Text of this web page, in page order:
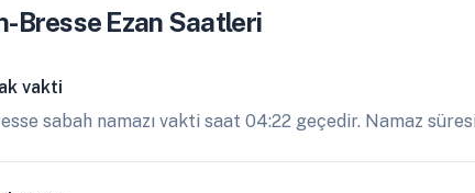
Bresse Ezan Saatleri
vakti
sabah namazı vakti saat 04:22 geçedir. Namaz